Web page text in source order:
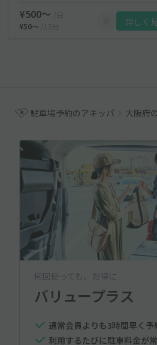
¥500〜
/日
¥50〜
/15分 詳しく
駐車場予約のアキッパ 大阪府
何回使っても、お得に
バリュープラス
通常会員よりも3時間早く予
利用するたびに駐車料金が